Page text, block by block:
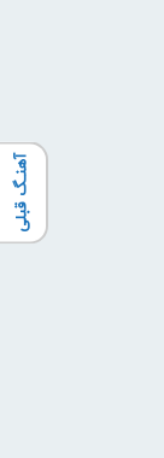
آهنـگ قبلی